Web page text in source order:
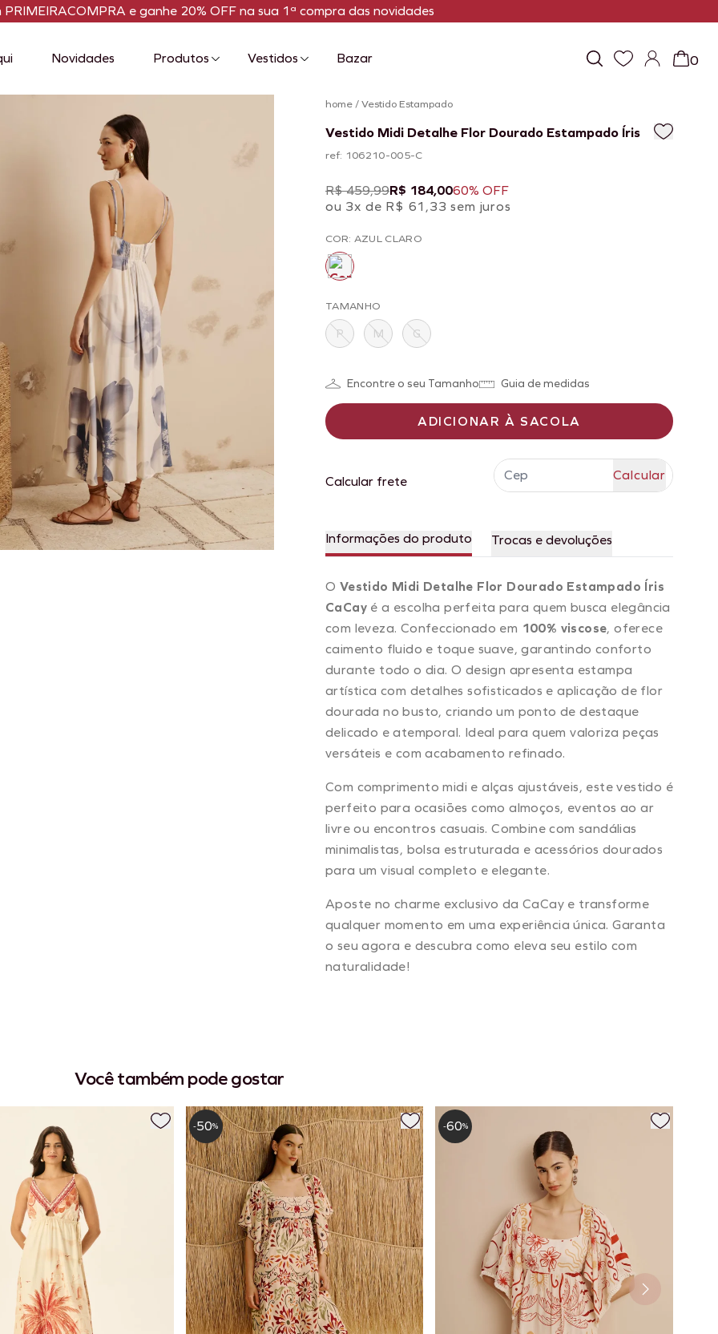
PRIMEIRACOMPRA e ganhe 20% OFF na sua 1ª compra das novidades
Novidades Produtos Vestidos Bazar 0
home/Vestido Estampado
Vestido Midi Detalhe Flor Dourado Estampado Íris
ref: 106210-005-C
R$ 459,99R$ 184,0060% OFF
ou 3x de R$ 61,33 sem juros
COR: AZUL CLARO
TAMANHO
P M G
Encontre o seu Tamanho Guia de medidas
ADICIONAR À SACOLA
Calcular frete
Informações do produto Trocas e devoluções
O Vestido Midi Detalhe Flor Dourado Estampado Íris
CaCay é a escolha perfeita para quem busca elegância
com leveza. Confeccionado em 100% viscose, oferece
caimento fluido e toque suave, garantindo conforto
durante todo o dia. O design apresenta estampa
artística com detalhes sofisticados e aplicação de flor
dourada no busto, criando um ponto de destaque
delicado e atemporal. Ideal para quem valoriza peças
versáteis e com acabamento refinado.
Com comprimento midi e alças ajustáveis, este vestido é
perfeito para ocasiões como almoços, eventos ao ar
livre ou encontros casuais. Combine com sandálias
minimalistas, bolsa estruturada e acessórios dourados
para um visual completo e elegante.
Aposte no charme exclusivo da CaCay e transforme
qualquer momento em uma experiência única. Garanta
o seu agora e descubra como eleva seu estilo com
naturalidade!
Você também pode gostar
-50% -60%